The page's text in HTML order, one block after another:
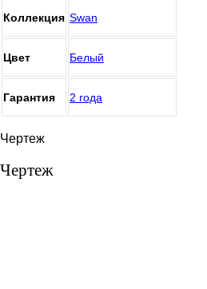
Коллекция Swan
Цвет Белый
Гарантия 2 года
Чертеж
Чертеж